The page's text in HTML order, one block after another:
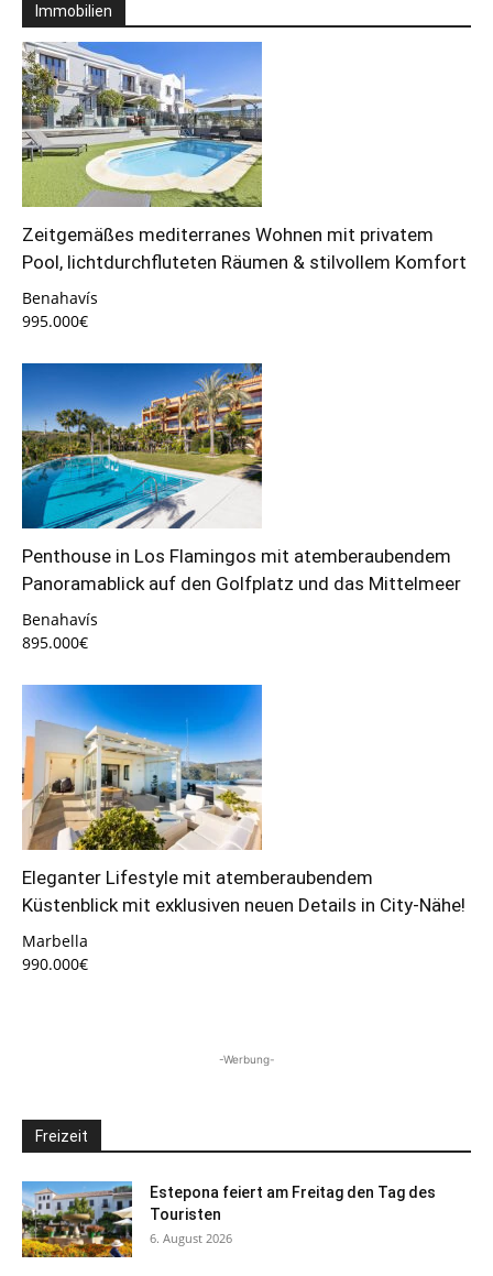
Immobilien
Zeitgemäßes mediterranes Wohnen mit privatem
Pool, lichtdurchfluteten Räumen & stilvollem Komfort
Benahavís
995.000€
Penthouse in Los Flamingos mit atemberaubendem
Panoramablick auf den Golfplatz und das Mittelmeer
Benahavís
895.000€
Eleganter Lifestyle mit atemberaubendem
Küstenblick mit exklusiven neuen Details in City-Nähe!
Marbella
990.000€
-Werbung-
Freizeit
Estepona feiert am Freitag den Tag des
Touristen
6. August 2026